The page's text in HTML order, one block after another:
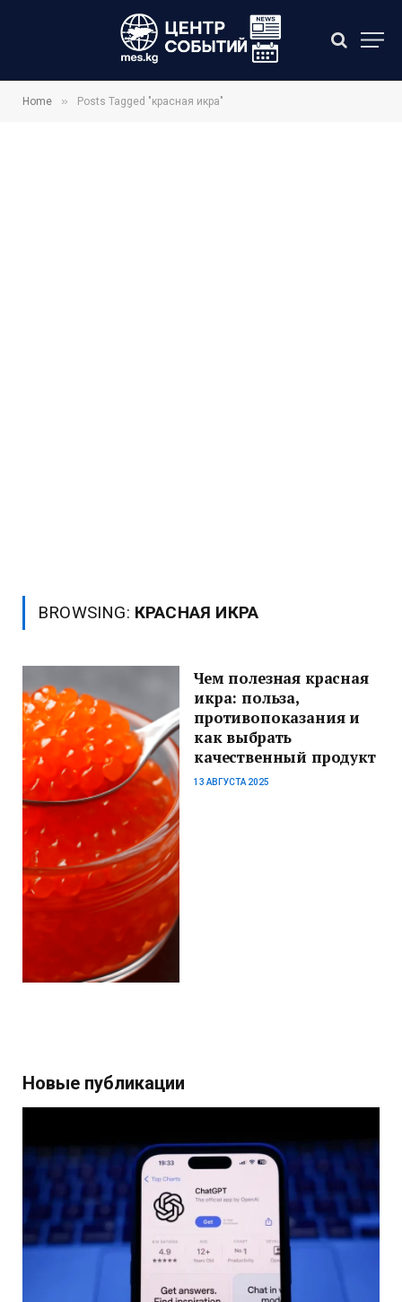
Home » Posts Tagged "красная икра"
BROWSING: КРАСНАЯ ИКРА
Чем полезная красная
икра: польза,
противопоказания и
как выбрать
качественный продукт
13 АВГУСТА 2025
Новые публикации